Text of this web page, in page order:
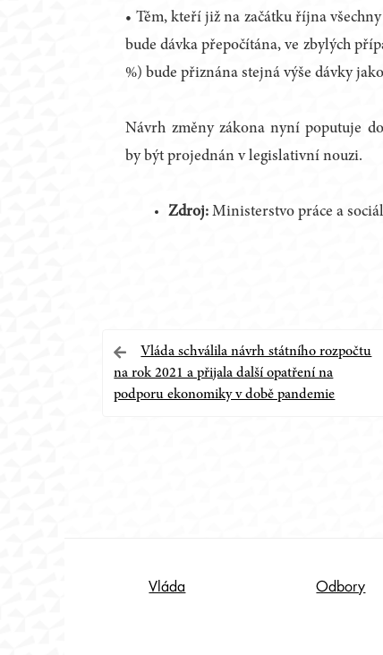
• Těm, kteří již na začátku října
bude dávka přepočítána, ve zbylých
%) bude přiznána stejná výše dávky
Návrh změny zákona nyní poputuje
by být projednán v legislativní nouzi.
Zdroj: Ministerstvo práce a
Navigace
pro
Vláda schválila návrh státního rozpočtu
na rok 2021 a přijala další opatření na
podporu ekonomiky v době pandemie
Vláda Odbory